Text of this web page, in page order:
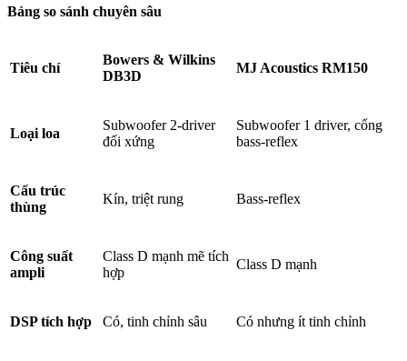
Bảng so sánh chuyên sâu
Tiêu chí
Bowers & Wilkins
DB3D
MJ Acoustics RM150
Loại loa
Subwoofer 2-driver
đối xứng
Subwoofer 1 driver, cổng
bass-reflex
Cấu trúc
thùng
Kín, triệt rung Bass-reflex
Công suất
ampli
Class D mạnh mẽ tích
hợp
Class D mạnh
DSP tích hợp Có, tinh chỉnh sâu Có nhưng ít tinh chỉnh